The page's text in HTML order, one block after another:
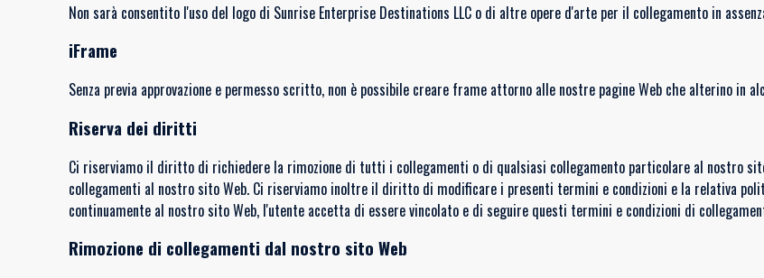
Non sarà consentito l'uso del logo di Sunrise Enterprise Destinations LLC o di altre opere d'arte per il collegamento in
iFrame
Senza previa approvazione e permesso scritto, non è possibile creare frame attorno alle nostre pagine Web che alterino in
Riserva dei diritti
Ci riserviamo il diritto di richiedere la rimozione di tutti i collegamenti o di qualsiasi collegamento particolare al nostro
collegamenti al nostro sito Web. Ci riserviamo inoltre il diritto di modificare i presenti termini e condizioni e la relativa
continuamente al nostro sito Web, l'utente accetta di essere vincolato e di seguire questi termini e condizioni di
Rimozione di collegamenti dal nostro sito Web